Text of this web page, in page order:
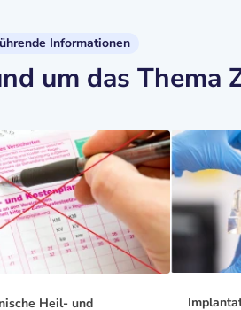
Informationen
um das Thema
Heil- und